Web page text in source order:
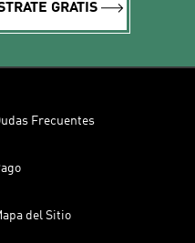
GRATIS
Frecuentes
del Sitio